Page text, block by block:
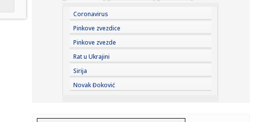
14:50:
Iran se priprema za nove izazove: Pezeškijan se sastao sa
14:48:FONSEKA PECNUO NOVAKA ZBOG GODINA: Brazilac se
našalio na Đokov...
14:48:Može li neprijatelj Rusije biti prijatelj Srbije?
14:46:Bez struje i bez vode u Beogradu, 10. avgust 2026.
Coronavirus
Pinkove zvezdice
Pinkove zvezde
Rat u Ukrajini
Sirija
Novak Đoković